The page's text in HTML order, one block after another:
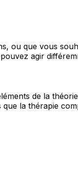
ou que vous
agir
de la
la thérapie